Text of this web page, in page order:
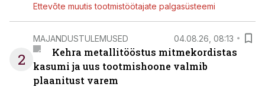
Ettevõte muutis tootmistöötajate palgasüsteemi
2
MAJANDUSTULEMUSED 04.08.26, 08:13
Kehra metallitööstus mitmekordistas
kasumi ja uus tootmishoone valmib
plaanitust varem